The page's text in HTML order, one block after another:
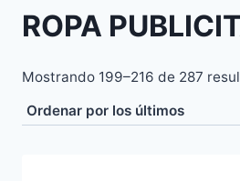
ROPA
Mostrando 199–216 de 287